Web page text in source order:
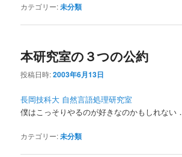
カテゴリー:未分類
本研究室の３つの公約
投稿日時:2003年6月13日
長岡技科大 自然言語処理研究室
僕はこっそりやるのが好きなのかもしれない．
カテゴリー:未分類